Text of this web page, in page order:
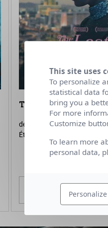
The Last Showgirl
de Gia Coppola
États-Unis | VOSTF | 2025 |
This site uses
To personalize
statistical data
bring you a
For more
Customize
To learn more
personal data,
Personalize